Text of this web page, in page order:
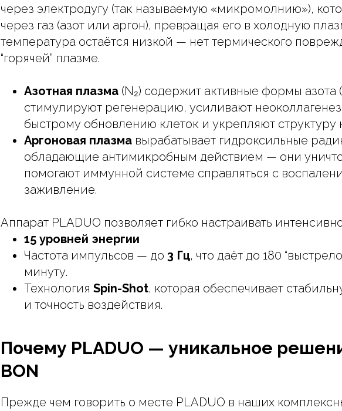
через электродугу (так называемую «микромолнию»),
через газ (азот или аргон), превращая его в холодную
температура остаётся низкой — нет термического
“горячей” плазме.
Азотная плазма (N₂) содержит активные формы азота
стимулируют регенерацию, усиливают
быстрому обновлению клеток и укрепляют структуру
Аргоновая плазма вырабатывает гидроксильные
обладающие антимикробным действием — они
помогают иммунной системе справляться с
заживление.
Аппарат PLADUO позволяет гибко настраивать
15 уровней энергии
Частота импульсов — до 3 Гц, что даёт до 180
минуту.
Технология Spin-Shot, которая обеспечивает
и точность воздействия.
Почему PLADUO — уникальное
BON
Прежде чем говорить о месте PLADUO в наших